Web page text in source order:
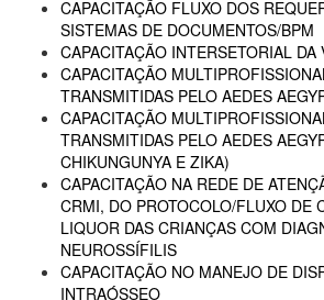
CAPACITAÇÃO FLUXO DOS
SISTEMAS DE DOCUMENTOS/BPM
CAPACITAÇÃO INTERSETORIAL DA
CAPACITAÇÃO
TRANSMITIDAS PELO AEDES
CAPACITAÇÃO
TRANSMITIDAS PELO AEDES
CHIKUNGUNYA E ZIKA)
CAPACITAÇÃO NA REDE DE
CRMI, DO PROTOCOLO/FLUXO DE
LIQUOR DAS CRIANÇAS COM
NEUROSSÍFILIS
CAPACITAÇÃO NO MANEJO DE
INTRAÓSSEO